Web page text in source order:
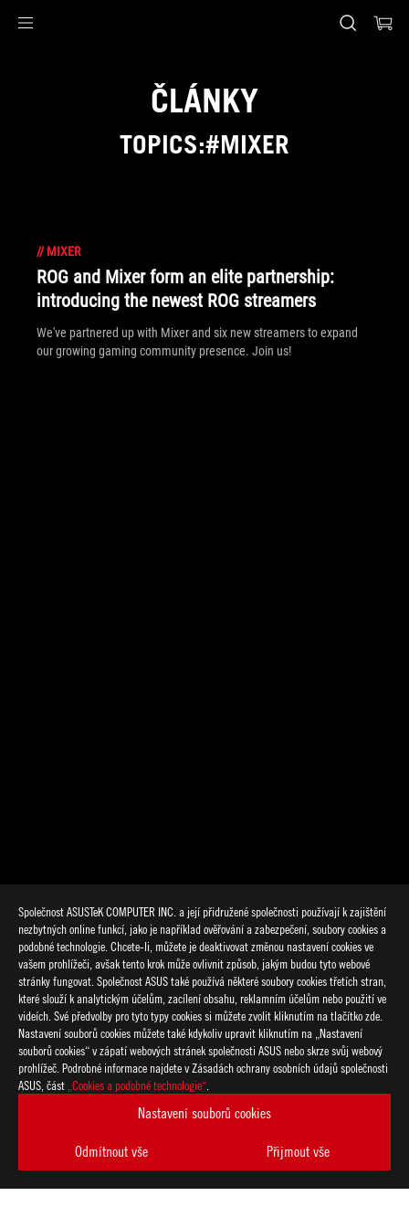
Společnost ASUSTeK COMPUTER INC. a její přidružené společnosti používají k zajištění
nezbytných online funkcí, jako je například ověřování a zabezpečení, soubory cookies a
podobné technologie. Chcete-li, můžete je deaktivovat změnou nastavení cookies ve
vašem prohlížeči, avšak tento krok může ovlivnit způsob, jakým budou tyto webové
stránky fungovat. Společnost ASUS také používá některé soubory cookies třetích stran,
které slouží k analytickým účelům, zacílení obsahu, reklamním účelům nebo použití ve
videích. Své předvolby pro tyto typy cookies si můžete zvolit kliknutím na tlačítko zde.
Nastavení souborů cookies můžete také kdykoliv upravit kliknutím na „Nastavení
souborů cookies“ v zápatí webových stránek společnosti ASUS nebo skrze svůj webový
prohlížeč. Podrobné informace najdete v Zásadách ochrany osobních údajů společnosti
ASUS, část „Cookies a podobné technologie“
Nastavení souborů cookies
Odmítnout vše Přijmout vše
ČLÁNKY
TOPICS:#MIXER
// MIXER
ROG and Mixer form an elite partnership:
introducing the newest ROG streamers
We've partnered up with Mixer and six new streamers to expand
our growing gaming community presence. Join us!
> GAMING MIXER
PODPOROVANÉ TYPY PLATEB
ZÍSKEJTE NEJNOVĚJŠÍ NABÍDKY A DALŠÍ
VYTVOŘIT
ÚČET